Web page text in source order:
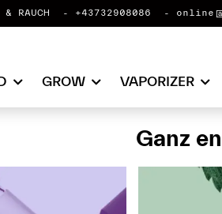
& RAUCH +43732908086
GROW VAPORIZER
Ganz